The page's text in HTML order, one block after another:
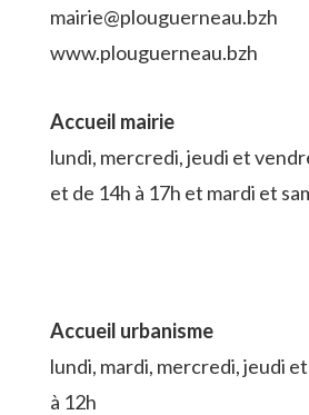
mairie@plouguerneau.bzh
www.plouguerneau.bzh
Accueil mairie
lundi, mercredi, jeudi et
et de 14h à 17h et mardi et
Accueil urbanisme
lundi, mardi, mercredi, jeudi
à 12h